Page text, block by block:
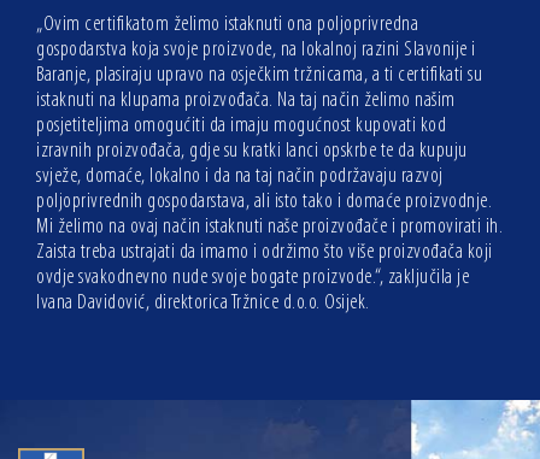
„Ovim certifikatom želimo istaknuti ona poljoprivredna
gospodarstva koja svoje proizvode, na lokalnoj razini Slavonije i
Baranje, plasiraju upravo na osječkim tržnicama, a ti certifikati su
istaknuti na klupama proizvođača. Na taj način želimo našim
posjetiteljima omogućiti da imaju mogućnost kupovati kod
izravnih proizvođača, gdje su kratki lanci opskrbe te da kupuju
svježe, domaće, lokalno i da na taj način podržavaju razvoj
poljoprivrednih gospodarstava, ali isto tako i domaće proizvodnje.
Mi želimo na ovaj način istaknuti naše proizvođače i promovirati ih.
Zaista treba ustrajati da imamo i održimo što više proizvođača koji
ovdje svakodnevno nude svoje bogate proizvode.“, zaključila je
Ivana Davidović, direktorica Tržnice d.o.o. Osijek.